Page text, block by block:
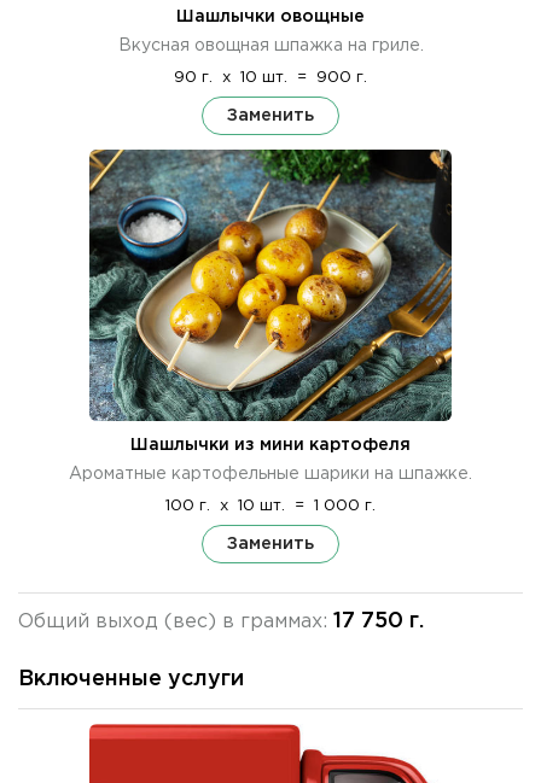
Шашлычки овощные
Вкусная овощная шпажка на гриле.
90 г. x 10 шт. = 900 г.
Заменить
Шашлычки из мини картофеля
Ароматные картофельные шарики на шпажке.
100 г. x 10 шт. = 1 000 г.
Заменить
Общий выход (вес) в граммах: 17 750 г.
Включенные услуги